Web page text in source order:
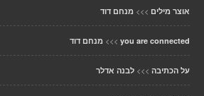
אוצר מילים >>> מנחם דוד
you are connected
>>> מנחם דוד
על הכתיבה >>> לבנה אדלר